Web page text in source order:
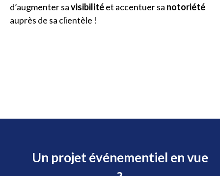
d’augmenter savisibilitéet accentuer sa notoriété
auprès de sa clientèle !
Un projet événementiel en vue